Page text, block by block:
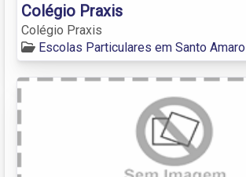
Colégio Praxis
Colégio Praxis
Escolas Particulares em Santo Amaro